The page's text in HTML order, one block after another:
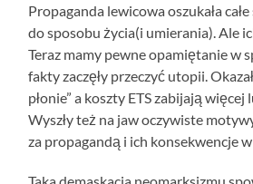
Propaganda lewicowa oszukała
do sposobu życia(i umierania). Ale
Teraz mamy pewne opamiętanie w
fakty zaczęły przeczyć utopii.
płonie” a koszty ETS zabijają więcej
Wyszły też na jaw oczywiste
za propagandą i ich konsekwencje